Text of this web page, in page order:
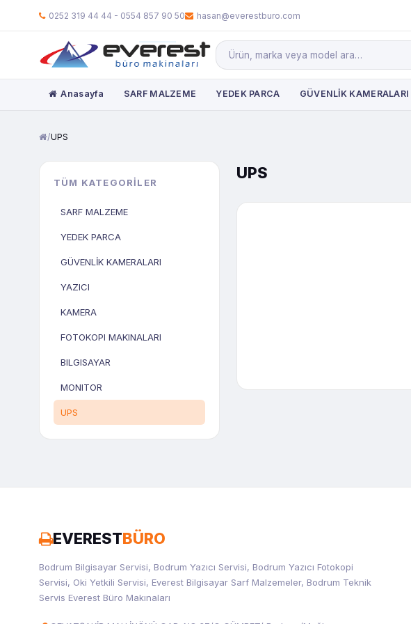
0252 319 44 44 - 0554 857 90 50 hasan@everestburo.com
Anasayfa SARF MALZEME YEDEK PARCA GÜVENLİK KAMERALARI
/UPS
TÜM KATEGORILER
SARF MALZEME
YEDEK PARCA
GÜVENLİK KAMERALARI
YAZICI
KAMERA
FOTOKOPI MAKINALARI
BILGISAYAR
MONITOR
UPS
UPS
EVERESTBÜRO
Bodrum Bilgisayar Servisi, Bodrum Yazıcı Servisi, Bodrum Yazıcı Fotokopi
Servisi, Oki Yetkili Servisi, Everest Bilgisayar Sarf Malzemeler, Bodrum Teknik
Servis Everest Büro Makınaları